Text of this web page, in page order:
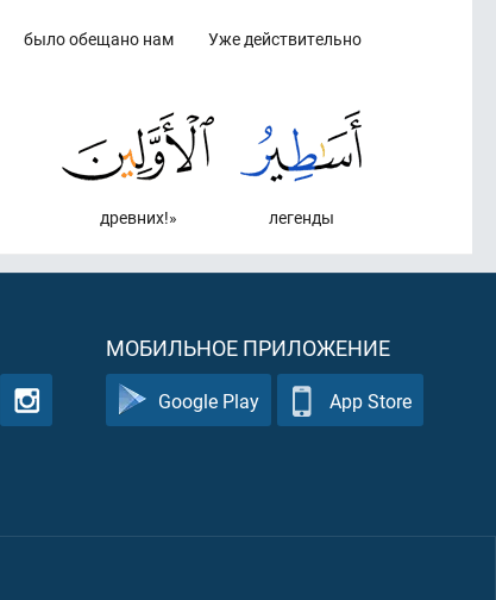
Уже действительно
было обещано нам
легенды
древних!»
МОБИЛЬНОЕ ПРИЛОЖЕНИЕ
Google Play App Store